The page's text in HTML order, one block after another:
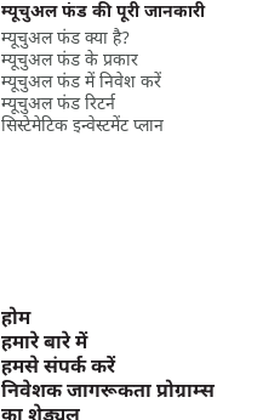
म्यूचुअल फंड की पूरी जानकारी
म्यूचुअल फंड क्या है?
म्यूचुअल फंड के प्रकार
म्यूचुअल फंड में निवेश करें
म्यूचुअल फंड रिटर्न
सिस्टेमेटिक इन्वेस्टमेंट प्लान
होम
हमारे बारे में
हमसे संपर्क करें
निवेशक जागरूकता प्रोग्राम्स